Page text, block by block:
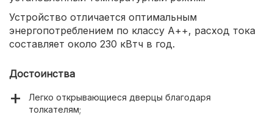
Устройство отличается оптимальным
энергопотреблением по классу А++, расход тока
составляет около 230 кВтч в год.
Достоинства
Легко открывающиеся дверцы благодаря
толкателям;